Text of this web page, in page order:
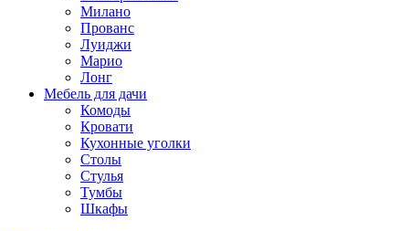
Милано
Прованс
Луиджи
Марио
Лонг
Мебель для дачи
Комоды
Кровати
Кухонные уголки
Столы
Стулья
Тумбы
Шкафы